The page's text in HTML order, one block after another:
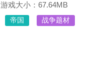
游戏大小：67.64MB
帝国 战争题材